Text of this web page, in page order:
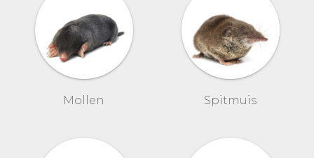
Mollen Spitmuis